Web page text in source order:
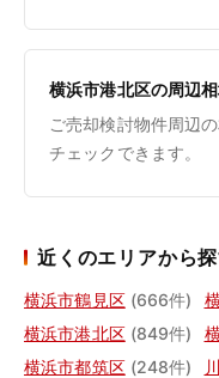
横浜市港北区の周辺
ご売却検討物件周辺
チェックできます。
近くのエリアから
横浜市鶴見区 (666件)
横浜市港北区 (849件)
横浜市都筑区 (248件)